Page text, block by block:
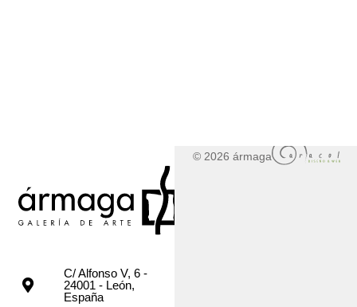
C/ Alfonso V, 6 -
24001 - León,
España
© 2026 ármaga